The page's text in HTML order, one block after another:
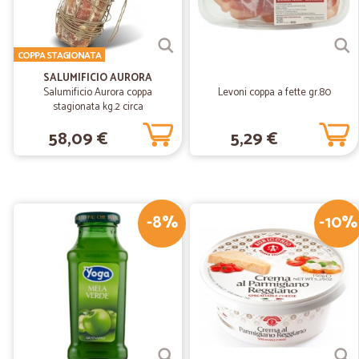
SALUMIFICIO AURORA
Salumificio Aurora coppa
stagionata kg.2 circa
COPPA STAGIONATA
58,09 €
Levoni coppa a fette gr.80
5,29 €
-8% -10%